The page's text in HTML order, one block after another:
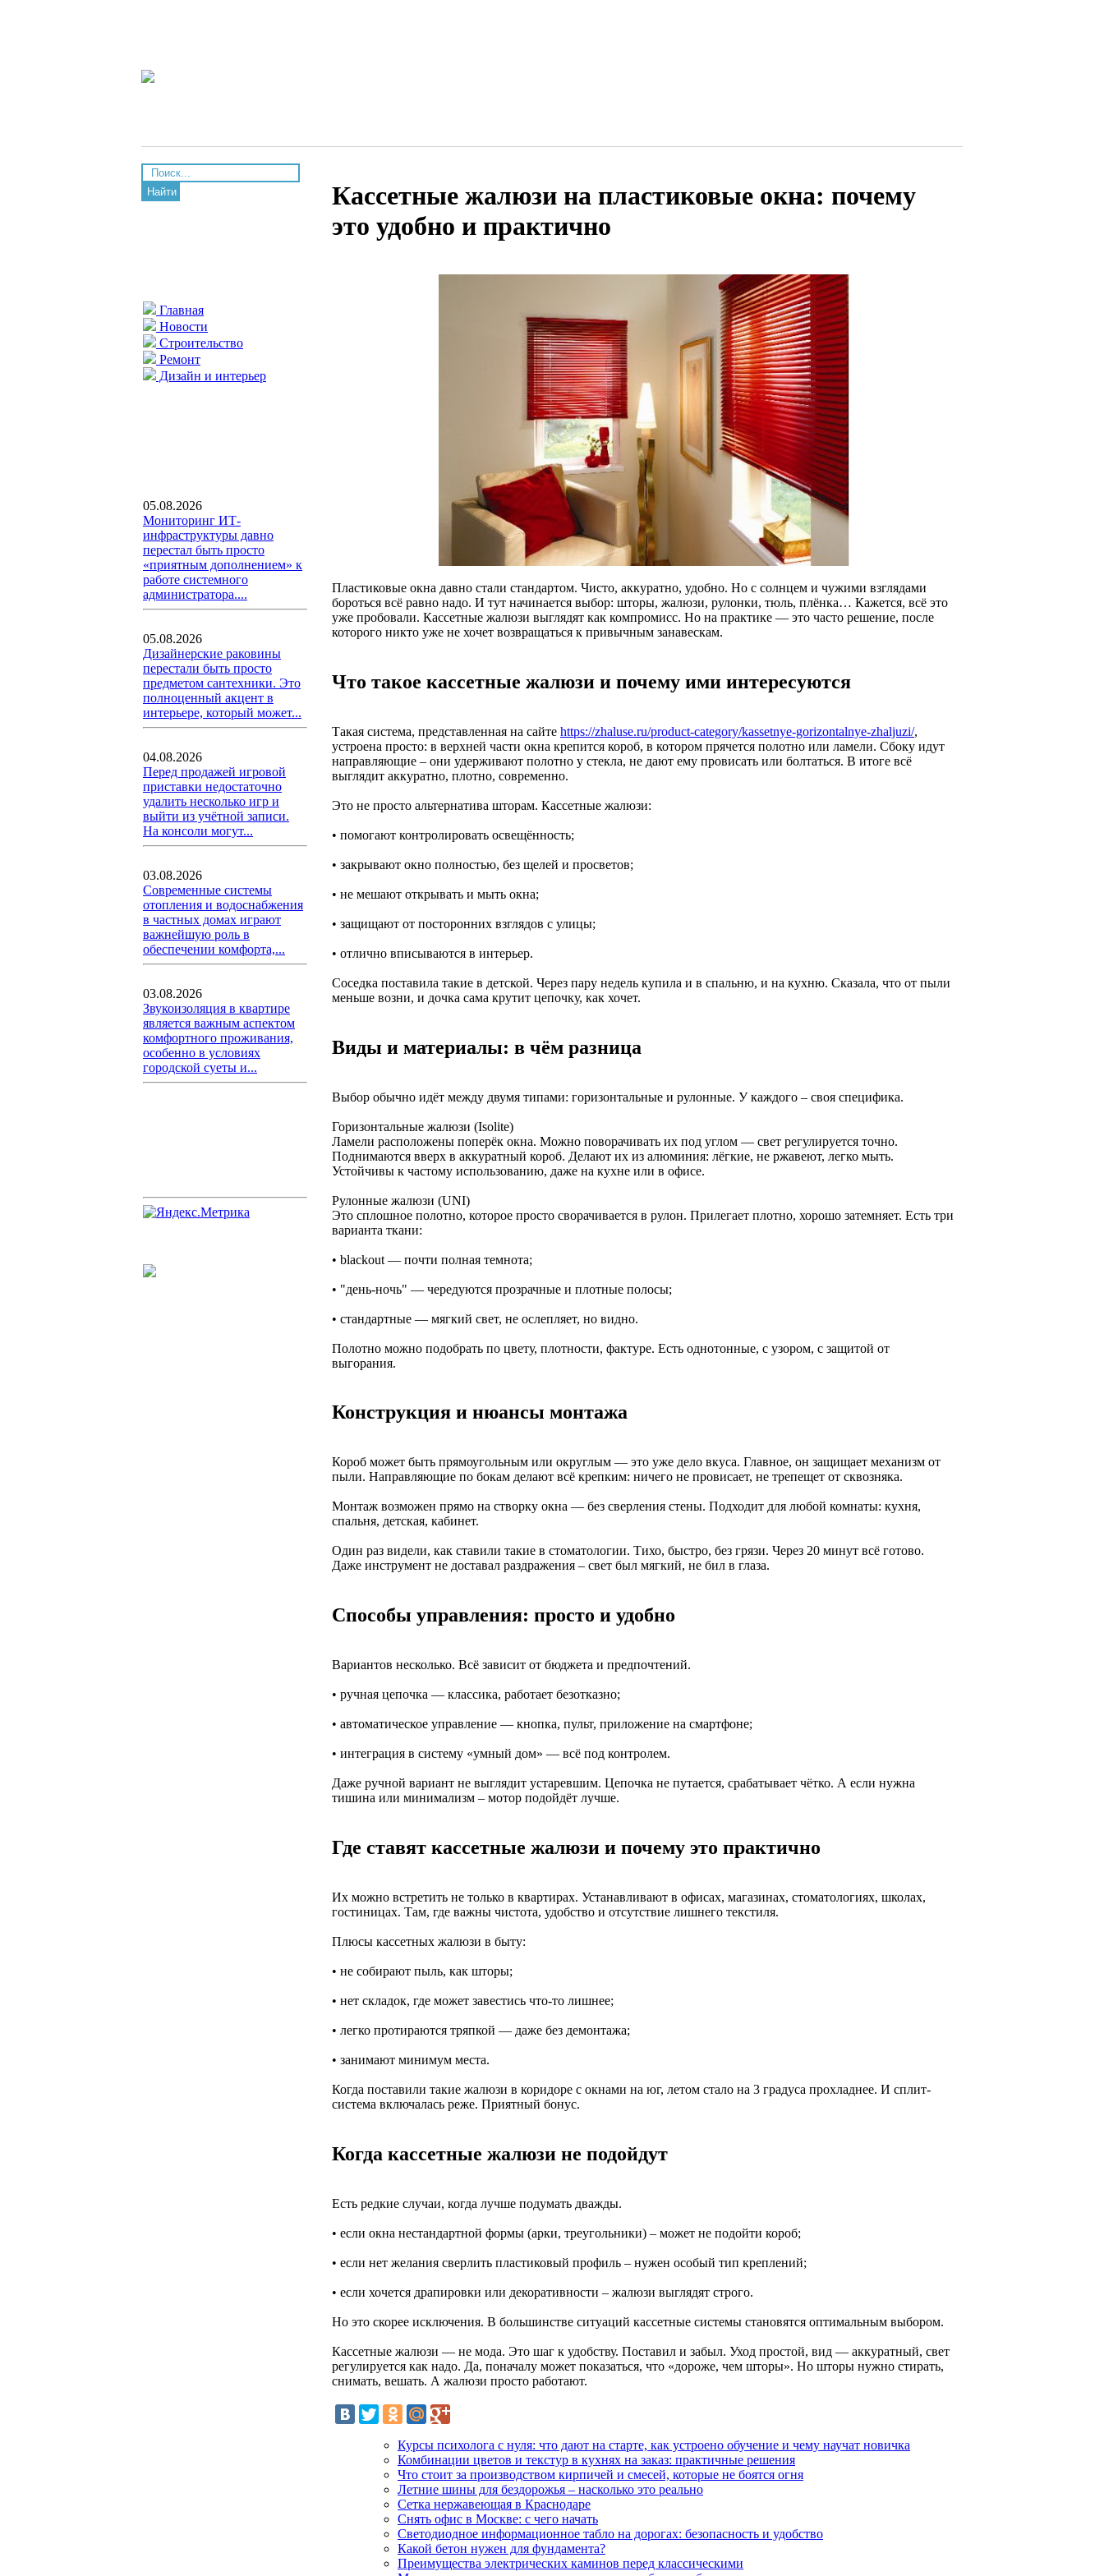
Найти
Главная
Новости
Строительство
Ремонт
Дизайн и интерьер
05.08.2026
Мониторинг ИТ-
инфраструктуры давно
перестал быть просто
«приятным дополнением» к
работе системного
администратора....
05.08.2026
Дизайнерские раковины
перестали быть просто
предметом сантехники. Это
полноценный акцент в
интерьере, который может...
04.08.2026
Перед продажей игровой
приставки недостаточно
удалить несколько игр и
выйти из учётной записи.
На консоли могут...
03.08.2026
Современные системы
отопления и водоснабжения
в частных домах играют
важнейшую роль в
обеспечении комфорта,...
03.08.2026
Звукоизоляция в квартире
является важным аспектом
комфортного проживания,
особенно в условиях
городской суеты и...
Кассетные жалюзи на пластиковые окна: почему
это удобно и практично
Пластиковые окна давно стали стандартом. Чисто, аккуратно, удобно. Но с солнцем и чужими взглядами
бороться всё равно надо. И тут начинается выбор: шторы, жалюзи, рулонки, тюль, плёнка… Кажется, всё это
уже пробовали. Кассетные жалюзи выглядят как компромисс. Но на практике — это часто решение, после
которого никто уже не хочет возвращаться к привычным занавескам.
Что такое кассетные жалюзи и почему ими интересуются
Такая система, представленная на сайте https://zhaluse.ru/product-category/kassetnye-gorizontalnye-zhaljuzi/,
устроена просто: в верхней части окна крепится короб, в котором прячется полотно или ламели. Сбоку идут
направляющие – они удерживают полотно у стекла, не дают ему провисать или болтаться. В итоге всё
выглядит аккуратно, плотно, современно.
Это не просто альтернатива шторам. Кассетные жалюзи:
• помогают контролировать освещённость;
• закрывают окно полностью, без щелей и просветов;
• не мешают открывать и мыть окна;
• защищают от посторонних взглядов с улицы;
• отлично вписываются в интерьер.
Соседка поставила такие в детской. Через пару недель купила и в спальню, и на кухню. Сказала, что от пыли
меньше возни, и дочка сама крутит цепочку, как хочет.
Виды и материалы: в чём разница
Выбор обычно идёт между двумя типами: горизонтальные и рулонные. У каждого – своя специфика.
Горизонтальные жалюзи (Isolite)
Ламели расположены поперёк окна. Можно поворачивать их под углом — свет регулируется точно.
Поднимаются вверх в аккуратный короб. Делают их из алюминия: лёгкие, не ржавеют, легко мыть.
Устойчивы к частому использованию, даже на кухне или в офисе.
Рулонные жалюзи (UNI)
Это сплошное полотно, которое просто сворачивается в рулон. Прилегает плотно, хорошо затемняет. Есть три
варианта ткани:
• blackout — почти полная темнота;
• "день-ночь" — чередуются прозрачные и плотные полосы;
• стандартные — мягкий свет, не ослепляет, но видно.
Полотно можно подобрать по цвету, плотности, фактуре. Есть однотонные, с узором, с защитой от
выгорания.
Конструкция и нюансы монтажа
Короб может быть прямоугольным или округлым — это уже дело вкуса. Главное, он защищает механизм от
пыли. Направляющие по бокам делают всё крепким: ничего не провисает, не трепещет от сквозняка.
Монтаж возможен прямо на створку окна — без сверления стены. Подходит для любой комнаты: кухня,
спальня, детская, кабинет.
Один раз видели, как ставили такие в стоматологии. Тихо, быстро, без грязи. Через 20 минут всё готово.
Даже инструмент не доставал раздражения – свет был мягкий, не бил в глаза.
Способы управления: просто и удобно
Вариантов несколько. Всё зависит от бюджета и предпочтений.
• ручная цепочка — классика, работает безотказно;
• автоматическое управление — кнопка, пульт, приложение на смартфоне;
• интеграция в систему «умный дом» — всё под контролем.
Даже ручной вариант не выглядит устаревшим. Цепочка не путается, срабатывает чётко. А если нужна
тишина или минимализм – мотор подойдёт лучше.
Где ставят кассетные жалюзи и почему это практично
Их можно встретить не только в квартирах. Устанавливают в офисах, магазинах, стоматологиях, школах,
гостиницах. Там, где важны чистота, удобство и отсутствие лишнего текстиля.
Плюсы кассетных жалюзи в быту:
• не собирают пыль, как шторы;
• нет складок, где может завестись что-то лишнее;
• легко протираются тряпкой — даже без демонтажа;
• занимают минимум места.
Когда поставили такие жалюзи в коридоре с окнами на юг, летом стало на 3 градуса прохладнее. И сплит-
система включалась реже. Приятный бонус.
Когда кассетные жалюзи не подойдут
Есть редкие случаи, когда лучше подумать дважды.
• если окна нестандартной формы (арки, треугольники) – может не подойти короб;
• если нет желания сверлить пластиковый профиль – нужен особый тип креплений;
• если хочется драпировки или декоративности – жалюзи выглядят строго.
Но это скорее исключения. В большинстве ситуаций кассетные системы становятся оптимальным выбором.
Кассетные жалюзи — не мода. Это шаг к удобству. Поставил и забыл. Уход простой, вид — аккуратный, свет
регулируется как надо. Да, поначалу может показаться, что «дороже, чем шторы». Но шторы нужно стирать,
снимать, вешать. А жалюзи просто работают.
Курсы психолога с нуля: что дают на старте, как устроено обучение и чему научат новичка
Комбинации цветов и текстур в кухнях на заказ: практичные решения
Что стоит за производством кирпичей и смесей, которые не боятся огня
Летние шины для бездорожья – насколько это реально
Сетка нержавеющая в Краснодаре
Снять офис в Москве: с чего начать
Светодиодное информационное табло на дорогах: безопасность и удобство
Какой бетон нужен для фундамента?
Преимущества электрических каминов перед классическими